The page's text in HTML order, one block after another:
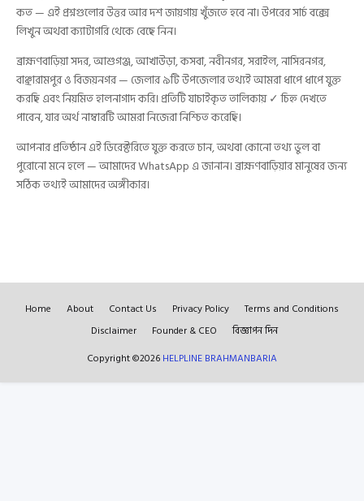
কত — এই প্রশ্নগুলোর উত্তর আর দশ জায়গায় খুঁজতে হবে না। উপরের সার্চ বক্সে
লিখুন অথবা ক্যাটাগরি থেকে বেছে নিন।
ব্রাহ্মণবাড়িয়া সদর, আশুগঞ্জ, আখাউড়া, কসবা, নবীনগর, সরাইল, নাসিরনগর,
বাঞ্ছারামপুর ও বিজয়নগর — জেলার ৯টি উপজেলার তথ্যই আমরা ধাপে ধাপে যুক্ত
করছি এবং নিয়মিত হালনাগাদ করি। প্রতিটি যাচাইকৃত তালিকায় ✓ চিহ্ন দেখতে
পাবেন, যার অর্থ নাম্বারটি আমরা নিজেরা নিশ্চিত করেছি।
আপনার প্রতিষ্ঠান এই ডিরেক্টরিতে যুক্ত করতে চান, অথবা কোনো তথ্য ভুল বা
পুরোনো মনে হলে — আমাদের WhatsApp এ জানান। ব্রাহ্মণবাড়িয়ার মানুষের জন্য
সঠিক তথ্যই আমাদের অঙ্গীকার।
Home About Contact Us Privacy Policy
Terms and Conditions
Disclaimer
Founder & CEO
বিজ্ঞাপন দিন
Copyright ©2026 HELPLINE BRAHMANBARIA